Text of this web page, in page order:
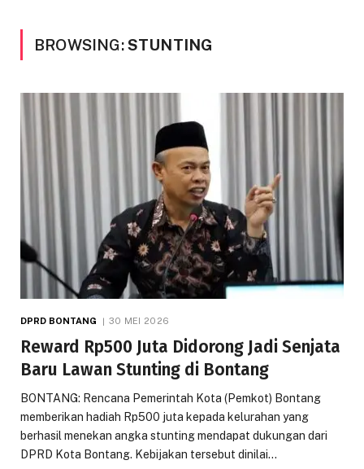
BROWSING:STUNTING
DPRD BONTANG 30 MEI 2026
Reward Rp500 Juta Didorong Jadi Senjata
Baru Lawan Stunting di Bontang
BONTANG: Rencana Pemerintah Kota (Pemkot) Bontang
memberikan hadiah Rp500 juta kepada kelurahan yang
berhasil menekan angka stunting mendapat dukungan dari
DPRD Kota Bontang. Kebijakan tersebut dinilai…